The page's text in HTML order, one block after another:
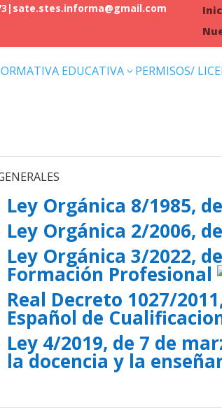
| sate.stes.informa@gmail.com
EDUCATIVA 3 PERMISOS/
Ley Orgánica 8/1985,
Ley Orgánica 2/2006,
Ley Orgánica 3/2022,
Formación Profesional
Real Decreto 1027/
Español de
Ley 4/2019, de 7 de
la docencia y la